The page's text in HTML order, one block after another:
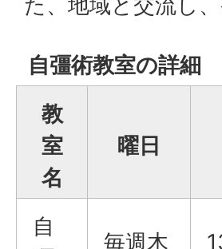
自彊術教室の詳細
教
室
名
曜日
自
毎週木